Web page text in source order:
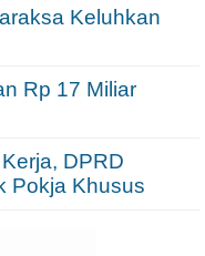
Keluhkan
Rp 17 Miliar
DPRD
Pokja Khusus